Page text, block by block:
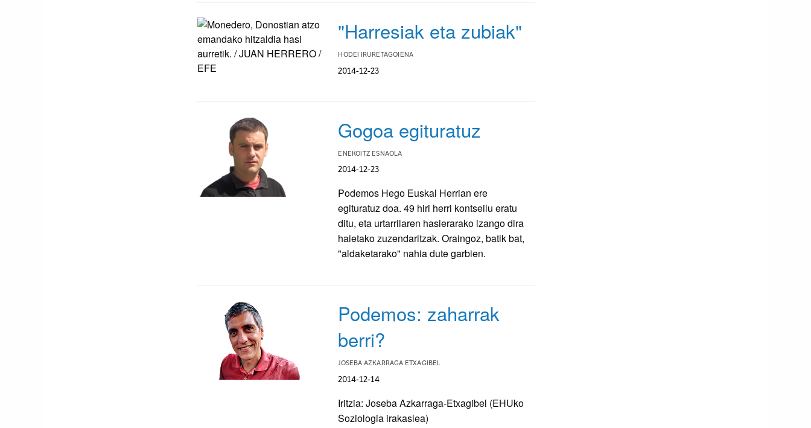
"Harresiak eta zubiak"
HODEI IRURETAGOIENA
2014-12-23
Gogoa egituratuz
ENEKOITZ ESNAOLA
2014-12-23
Podemos Hego Euskal Herrian ere
egituratuz doa. 49 hiri herri kontseilu eratu
ditu, eta urtarrilaren hasierarako izango dira
haietako zuzendaritzak. Oraingoz, batik bat,
"aldaketarako" nahia dute garbien.
Podemos: zaharrak
berri?
JOSEBA AZKARRAGA ETXAGIBEL
2014-12-14
Iritzia: Joseba Azkarraga-Etxagibel (EHUko
Soziologia irakaslea)